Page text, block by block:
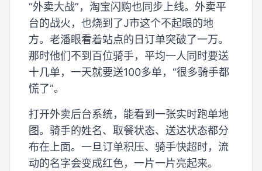
“外卖大战”，淘宝闪购也同步上线。外卖平
台的战火，也烧到了J市这个不起眼的地
方。老潘眼看着站点的日订单突破了一万。
那时他们不到百位骑手，平均一人同时要送
十几单，一天就要送100多单，“很多骑手都
慌了”。
打开外卖后台系统，能看到一张实时跑单地
图。骑手的姓名、取餐状态、送达状态都分
布在上面。一旦订单积压、骑手快超时，流
动的名字会变成红色，一片一片亮起来。